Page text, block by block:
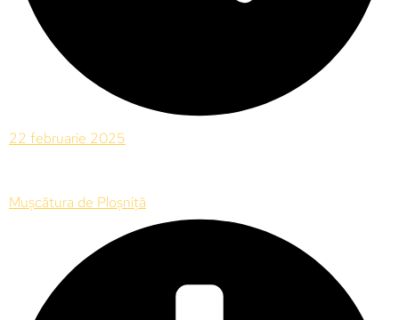
22 februarie 2025
Mușcătura de Ploșniță